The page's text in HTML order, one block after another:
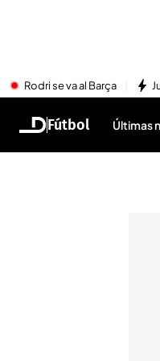
Rodri se va al Barça
Fútbol Últimas